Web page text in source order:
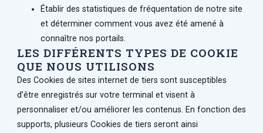
Établir des statistiques de fréquentation de notre site
et déterminer comment vous avez été amené à
connaître nos portails.
LES DIFFÉRENTS TYPES DE COOKIE
QUE NOUS UTILISONS
Des Cookies de sites internet de tiers sont susceptibles
d’être enregistrés sur votre terminal et visent à
personnaliser et/ou améliorer les contenus. En fonction des
supports, plusieurs Cookies de tiers seront ainsi